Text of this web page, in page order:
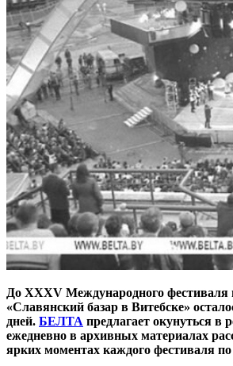
До XXXV Международного фестиваля
«Славянский базар в Витебске»
дней. БЕЛТА предлагает окунуться в
ежедневно в архивных материалах
ярких моментах каждого фестиваля